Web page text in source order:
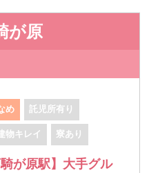
が原
め 託児所有り
物キレイ 寮あり
が原駅】大手グル